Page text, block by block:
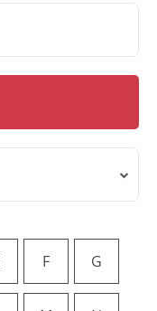
F G